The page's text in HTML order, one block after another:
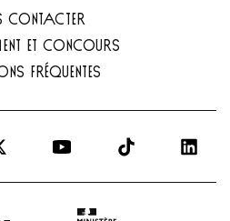
CONTACTER
ET CONCOURS
FRÉQUENTES
| lien externeMinistère de la culture